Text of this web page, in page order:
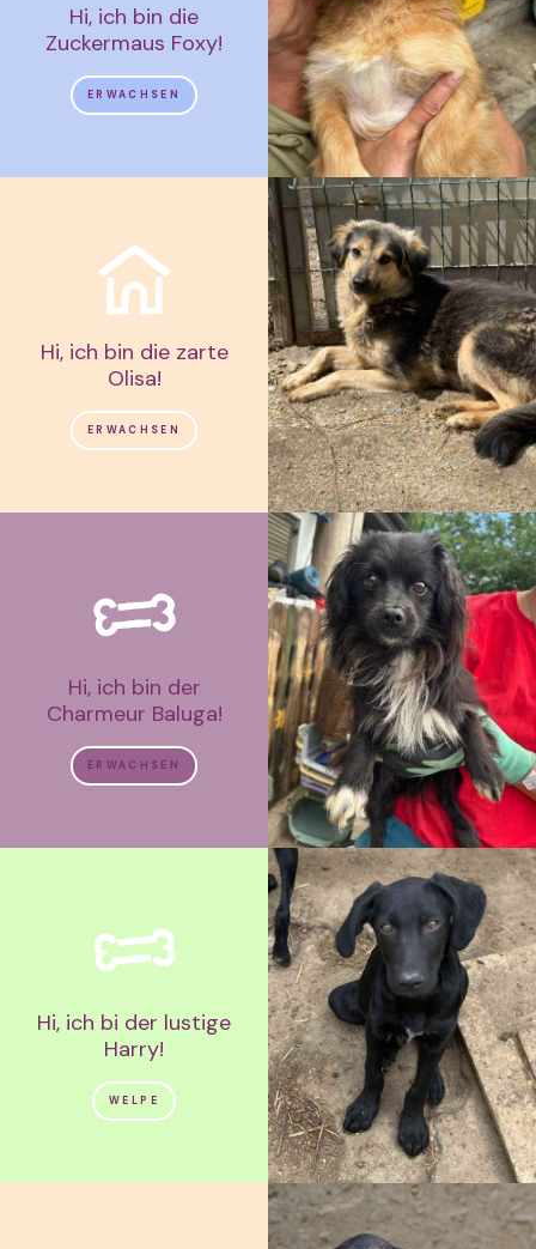
Hi, ich bin die
Zuckermaus Foxy!
ERWACHSEN
Hi, ich bin die zarte
Olisa!
ERWACHSEN
Hi, ich bin der
Charmeur Baluga!
ERWACHSEN
Hi, ich bi der lustige
Harry!
WELPE